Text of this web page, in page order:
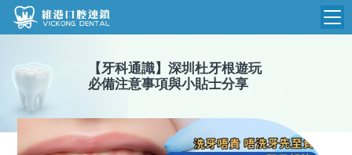
維港首頁
品牌介紹
收費標準
N
【 牙科通識】 深圳杜牙根遊玩
必備注意事項與小貼士分享